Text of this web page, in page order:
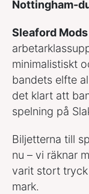
Nottingham-
Sleaford Mods
minimalistiskt
bandets elfte
det klart att
spelning på
Biljetterna till
nu – vi räknar
varit stort
mark.